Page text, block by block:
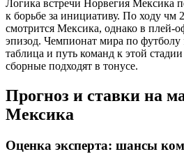
Логика встречи Норвегия Мексика
к борьбе за инициативу. По ходу чм
смотрится Мексика, однако в плей-
эпизод. Чемпионат мира по футболу
таблица и путь команд к этой
сборные подходят в тонусе.
Прогноз и ставки на
Мексика
Оценка эксперта: шансы